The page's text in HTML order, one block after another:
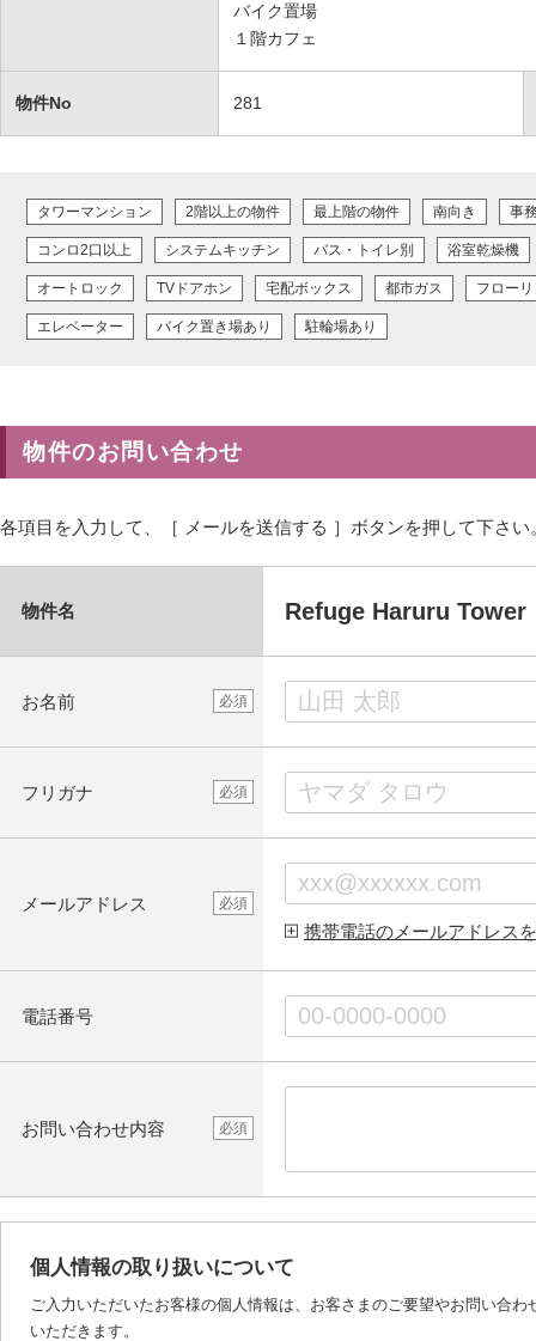
バイク置場
１階カフェ
物件No 281
タワーマンション 2階以上の物件 最上階の物件 南向き 事
コンロ2口以上 システムキッチン バス・トイレ別 浴室乾燥機
オートロック TVドアホン 宅配ボックス 都市ガス フロー
エレベーター バイク置き場あり 駐輪場あり
物件のお問い合わせ
各項目を入力して、［ メールを送信する ］ボタンを押して下さい
物件名 Refuge Haruru Tower
お名前 必須
フリガナ 必須
メールアドレス 必須
携帯電話のメールアドレス
電話番号
お問い合わせ内容 必須
個人情報の取り扱いについて
ご入力いただいたお客様の個人情報は、お客さまのご要望やお問い合
いただきます。